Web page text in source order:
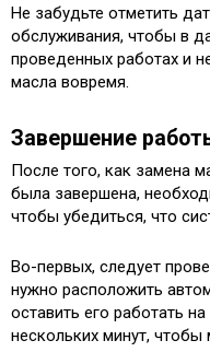
Не забудьте отметить
обслуживания, чтобы в
проведенных работах и
масла вовремя.
Завершение
После того, как замена
была завершена,
чтобы убедиться, что
Во-первых, следует
нужно расположить
оставить его работать
нескольких минут,